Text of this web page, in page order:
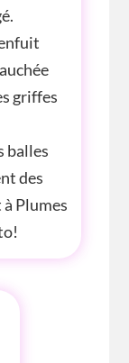
griffes
balles
des
Plumes